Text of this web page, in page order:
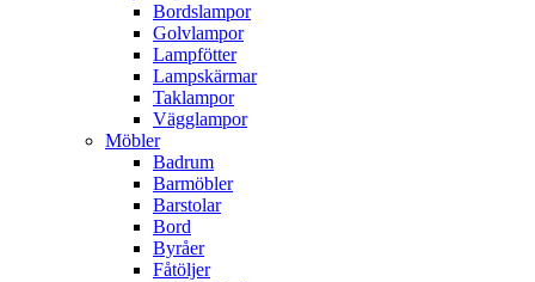
Bordslampor
Golvlampor
Lampfötter
Lampskärmar
Taklampor
Vägglampor
Möbler
Badrum
Barmöbler
Barstolar
Bord
Byråer
Fåtöljer